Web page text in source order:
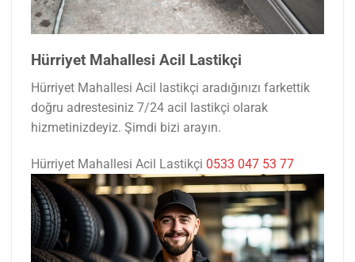
Hürriyet Mahallesi Acil Lastikçi
Hürriyet Mahallesi Acil lastikçi aradığınızı farkettik
doğru adrestesiniz 7/24 acil lastikçi olarak
hizmetinizdeyiz. Şimdi bizi arayın.
Hürriyet Mahallesi Acil Lastikçi 0533 047 53 77